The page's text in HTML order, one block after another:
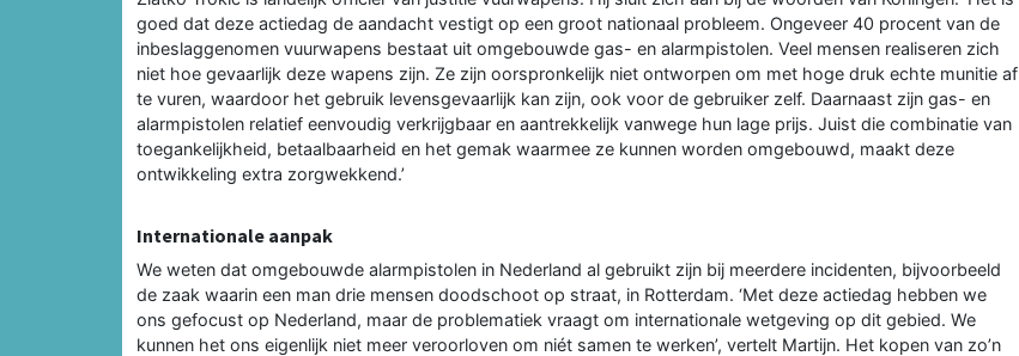
goed dat deze actiedag de aandacht vestigt op een groot nationaal probleem. Ongeveer 40 procent van de
inbeslaggenomen vuurwapens bestaat uit omgebouwde gas- en alarmpistolen. Veel mensen realiseren zich
niet hoe gevaarlijk deze wapens zijn. Ze zijn oorspronkelijk niet ontworpen om met hoge druk echte munitie af
te vuren, waardoor het gebruik levensgevaarlijk kan zijn, ook voor de gebruiker zelf. Daarnaast zijn gas- en
alarmpistolen relatief eenvoudig verkrijgbaar en aantrekkelijk vanwege hun lage prijs. Juist die combinatie van
toegankelijkheid, betaalbaarheid en het gemak waarmee ze kunnen worden omgebouwd, maakt deze
ontwikkeling extra zorgwekkend.’
Internationale aanpak
We weten dat omgebouwde alarmpistolen in Nederland al gebruikt zijn bij meerdere incidenten, bijvoorbeeld
de zaak waarin een man drie mensen doodschoot op straat, in Rotterdam. ‘Met deze actiedag hebben we
ons gefocust op Nederland, maar de problematiek vraagt om internationale wetgeving op dit gebied. We
kunnen het ons eigenlijk niet meer veroorloven om niét samen te werken’, vertelt Martijn. Het kopen van zo’n